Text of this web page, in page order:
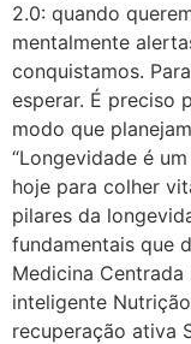
2.0: quando
mentalmente
conquistamos.
esperar. É preciso
modo que
“Longevidade é
hoje para colher
pilares da
fundamentais que
Medicina
inteligente
recuperação ativa